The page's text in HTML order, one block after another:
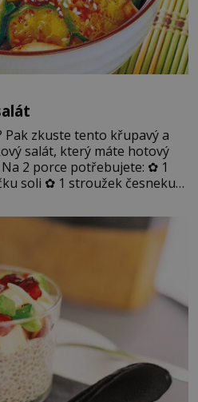
zkuste tento křupavý a
salát, který máte hotový
2 porce potřebujete: ✿ 1
soli ✿ 1 stroužek česneku
chilli ✿ 1 lžičku cukru ✿ 1
semínek